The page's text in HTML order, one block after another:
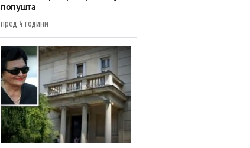
попушта
пред 4 години